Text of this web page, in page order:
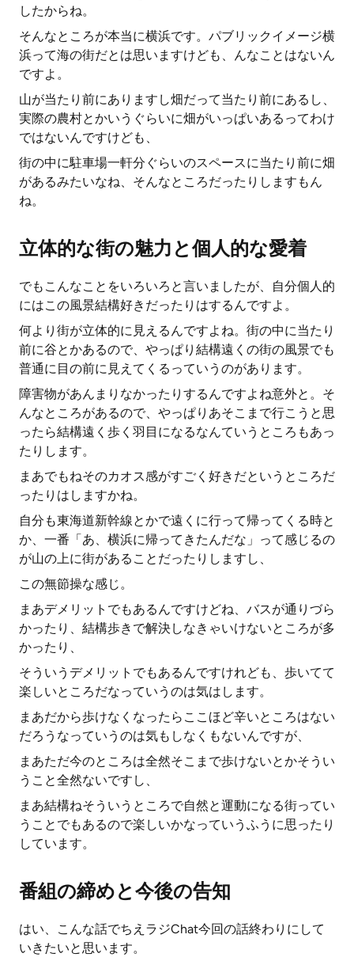
したからね。
そんなところが本当に横浜です。パブリックイメージ横
浜って海の街だとは思いますけども、んなことはないん
ですよ。
山が当たり前にありますし畑だって当たり前にあるし、
実際の農村とかいうぐらいに畑がいっぱいあるってわけ
ではないんですけども、
街の中に駐車場一軒分ぐらいのスペースに当たり前に畑
があるみたいなね、そんなところだったりしますもん
ね。
立体的な街の魅力と個人的な愛着
でもこんなことをいろいろと言いましたが、自分個人的
にはこの風景結構好きだったりはするんですよ。
何より街が立体的に見えるんですよね。街の中に当たり
前に谷とかあるので、やっぱり結構遠くの街の風景でも
普通に目の前に見えてくるっていうのがあります。
障害物があんまりなかったりするんですよね意外と。そ
んなところがあるので、やっぱりあそこまで行こうと思
ったら結構遠く歩く羽目になるなんていうところもあっ
たりします。
まあでもねそのカオス感がすごく好きだというところだ
ったりはしますかね。
自分も東海道新幹線とかで遠くに行って帰ってくる時と
か、一番「あ、横浜に帰ってきたんだな」って感じるの
が山の上に街があることだったりしますし、
この無節操な感じ。
まあデメリットでもあるんですけどね、バスが通りづら
かったり、結構歩きで解決しなきゃいけないところが多
かったり、
そういうデメリットでもあるんですけれども、歩いてて
楽しいところだなっていうのは気はします。
まあだから歩けなくなったらここほど辛いところはない
だろうなっていうのは気もしなくもないんですが、
まあただ今のところは全然そこまで歩けないとかそうい
うこと全然ないですし、
まあ結構ねそういうところで自然と運動になる街ってい
うことでもあるので楽しいかなっていうふうに思ったり
しています。
番組の締めと今後の告知
はい、こんな話でちえラジChat今回の話終わりにして
いきたいと思います。